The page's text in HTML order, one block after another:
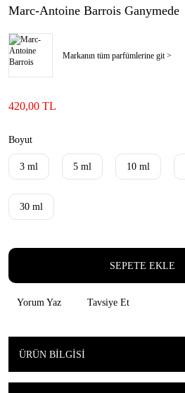
Marc-Antoine Barrois Ganymede
Markanın tüm parfümlerine git >
420,00 TL
Boyut
3 ml 5 ml 10 ml
30 ml
SEPETE EKLE
Yorum Yaz Tavsiye Et
ÜRÜN BILGISI